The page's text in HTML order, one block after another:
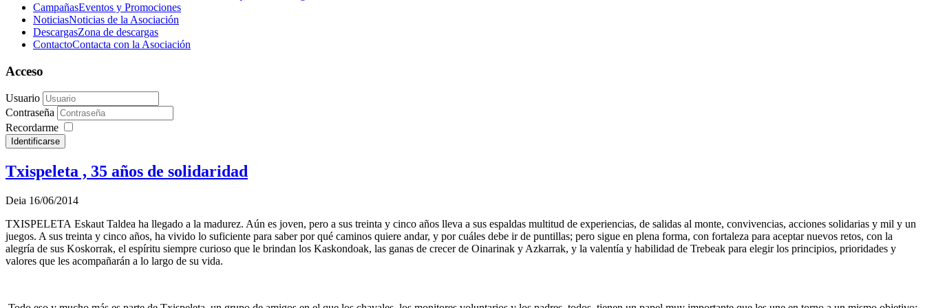
CampañasEventos y Promociones
NoticiasNoticias de la Asociación
DescargasZona de descargas
ContactoContacta con la Asociación
Acceso
Usuario
Contraseña
Recordarme
Identificarse
Txispeleta , 35 años de solidaridad
Deia 16/06/2014
TXISPELETA Eskaut Taldea ha llegado a la madurez. Aún es joven, pero a sus treinta y cinco años lleva a sus espaldas multitud de experiencias, de salidas al monte, convivencias, acciones solidarias y mil y un
juegos. A sus treinta y cinco años, ha vivido lo suficiente para saber por qué caminos quiere andar, y por cuáles debe ir de puntillas; pero sigue en plena forma, con fortaleza para aceptar nuevos retos, con la
alegría de sus Koskorrak, el espíritu siempre curioso que le brindan los Kaskondoak, las ganas de crecer de Oinarinak y Azkarrak, y la valentía y habilidad de Trebeak para elegir los principios, prioridades y
valores que les acompañarán a lo largo de su vida.